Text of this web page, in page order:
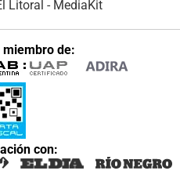
Litoral - MediaKit
miembro de:
con: